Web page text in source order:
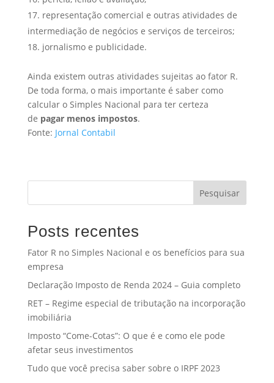
representação comercial e outras atividades de
intermediação de negócios e serviços de terceiros;
jornalismo e publicidade.
Ainda existem outras atividades sujeitas ao fator R.
De toda forma, o mais importante é saber como
calcular o Simples Nacional para ter certeza
de pagar menos impostos.
Fonte: Jornal Contabil
Pesquisar
Posts recentes
Fator R no Simples Nacional e os benefícios para sua
empresa
Declaração Imposto de Renda 2024 – Guia completo
RET – Regime especial de tributação na incorporação
imobiliária
Imposto “Come-Cotas”: O que é e como ele pode
afetar seus investimentos
Tudo que você precisa saber sobre o IRPF 2023